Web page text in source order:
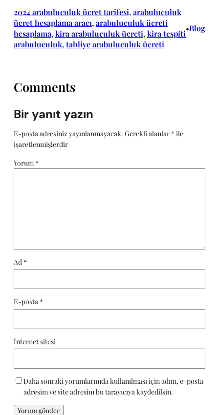
2024 arabuluculuk ücret tarifesi, arabuluculuk
ücret hesaplama aracı, arabuluculuk ücreti
hesaplama, kira arabuluculuk ücreti, kira tespiti
arabuluculuk, tahliye arabuluculuk ücreti
•Blog
Comments
Bir yanıt yazın
E-posta adresiniz yayınlanmayacak. Gerekli alanlar * ile
işaretlenmişlerdir
Yorum *
Ad *
E-posta *
İnternet sitesi
Daha sonraki yorumlarımda kullanılması için adım, e-posta
adresim ve site adresim bu tarayıcıya kaydedilsin.